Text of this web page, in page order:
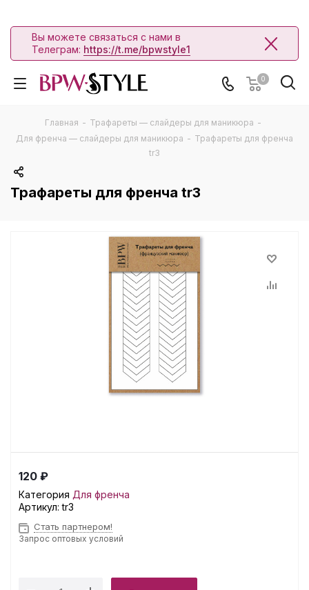
Вы можете связаться с нами в
Телеграм: https://t.me/bpwstyle1
0
Главная - Трафареты — слайдеры для маникюра -
Для френча — слайдеры для маникюра - Трафареты для френча
tr3
Трафареты для френча tr3
120 ₽
Категория Для френча
Артикул:tr3
Стать партнером!
Запрос оптовых условий